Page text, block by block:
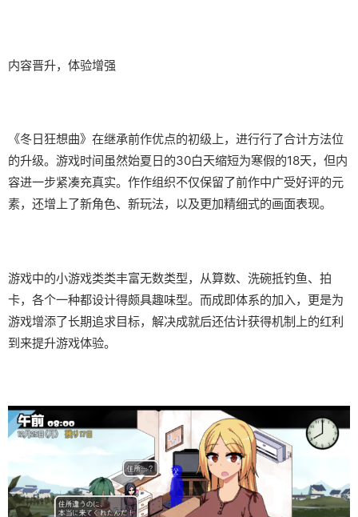
内容晋升，体验增强
《冬日狂想曲》在继承前作优点的初级上，进行行了合计方法位
的升级。游戏时间虽然始夏日的30白天缩短为寒假的18天，但内
容进一步紧凑充真实。作作组织不仅保留了前作中广受好评的元
素，还增上了​​新角色、新玩法​​，以及更加精细式的画面表现。
游戏中的小游戏类类丰富无数类型，从算数、洗碗抵钓鱼、拍
卡，各个一种都设计得颇具趣味型。而​​成即体系的加入​​，更是为
游戏增添了长期追求目标，解决成就后还估计获得机制上的红利
到来提升游戏体验。